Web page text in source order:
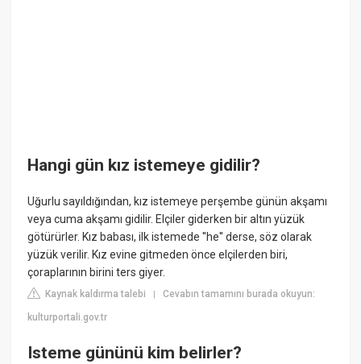
Hangi gün kız istemeye gidilir?
Uğurlu sayıldığından, kız istemeye perşembe günün akşamı
veya cuma akşamı gidilir. Elçiler giderken bir altın yüzük
götürürler. Kız babası, ilk istemede ''he'' derse, söz olarak
yüzük verilir. Kız evine gitmeden önce elçilerden biri,
çoraplarının birini ters giyer.
Kaynak kaldırma talebi |Cevabın tamamını burada okuyun:
kulturportali.gov.tr
Isteme gününü kim belirler?